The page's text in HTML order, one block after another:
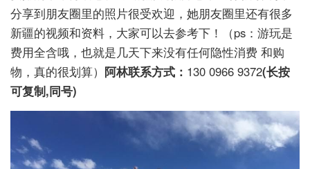
分享到朋友圈里的照片很受欢迎，她朋友圈里还有很多
新疆的视频和资料，大家可以去参考下！（ps：游玩是
费用全含哦，也就是几天下来没有任何隐性消费 和购
物，真的很划算） 阿林联系方式： 130 0966 9372(长按
可复制,同号)